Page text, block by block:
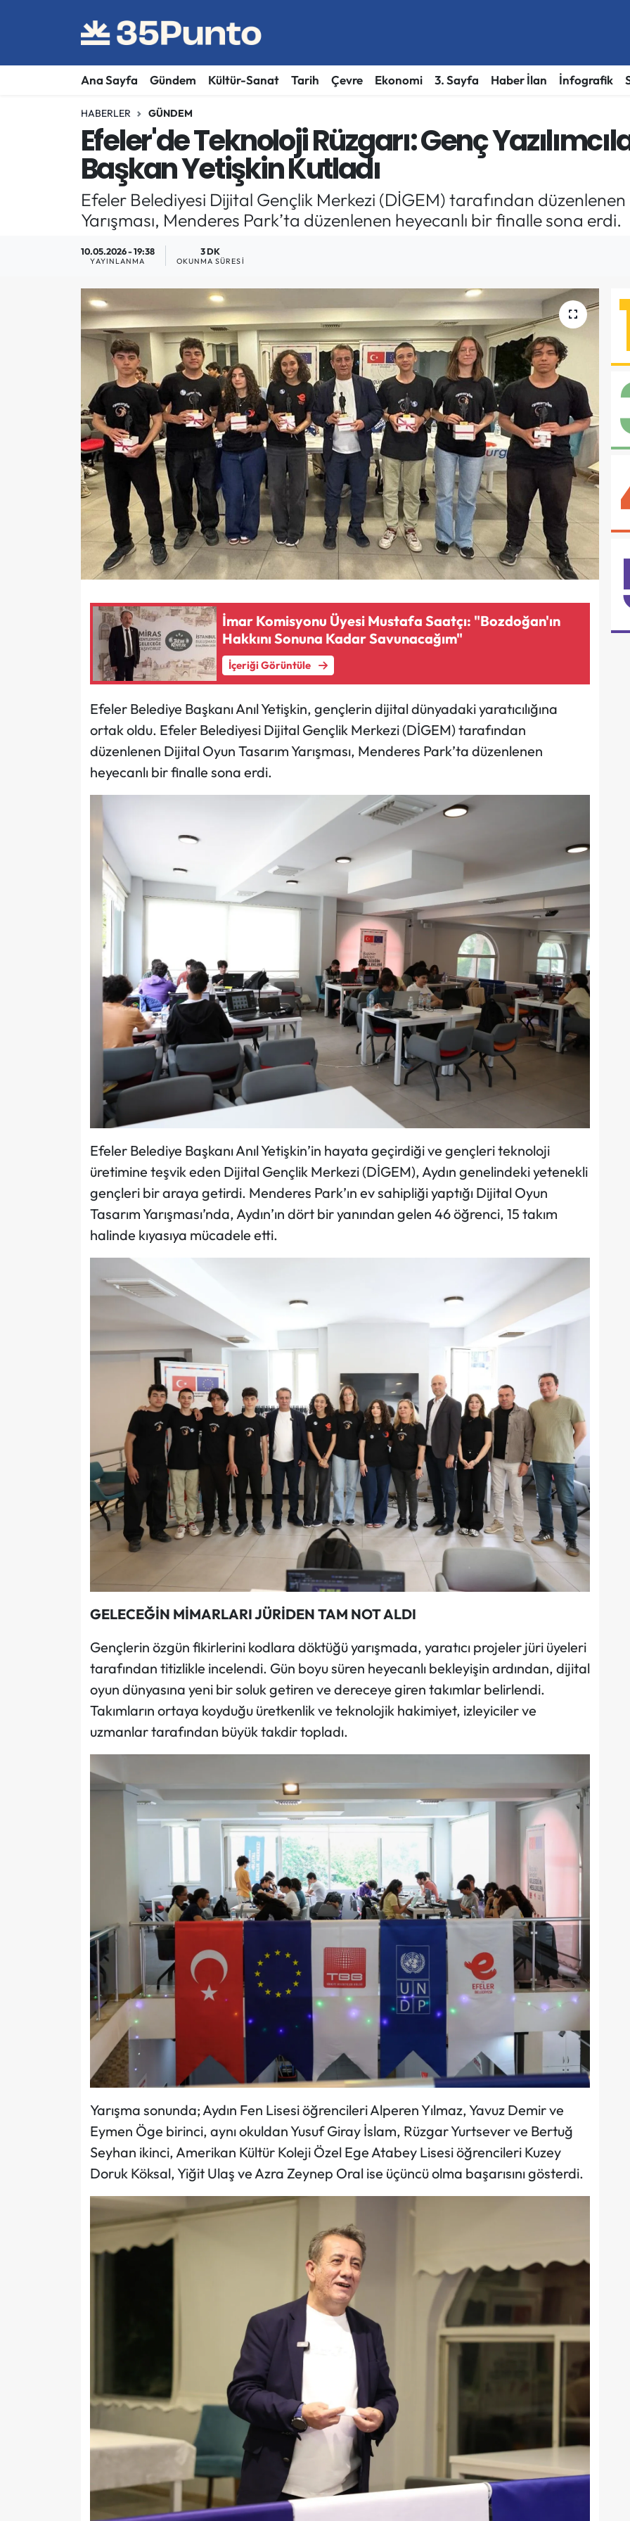
Ana Sayfa Gündem Kültür-Sanat Tarih Çevre Ekonomi 3. Sayfa Haber İlan İnfografik
HABERLER GÜNDEM
Efeler'de Teknoloji Rüzgarı: Genç
Başkan Yetişkin Kutladı
Efeler Belediyesi Dijital Gençlik Merkezi (DİGEM) tarafından
Yarışması, Menderes Park’ta düzenlenen heyecanlı bir finalle sona erdi.
10.05.2026 - 19:38
YAYINLANMA
3 DK
OKUNMA SÜRESI
İmar Komisyonu Üyesi Mustafa Saatçı: "Bozdoğan'ın
Hakkını Sonuna Kadar Savunacağım"
İçeriği Görüntüle
Efeler Belediye Başkanı Anıl Yetişkin, gençlerin dijital dünyadaki yaratıcılığına
ortak oldu. Efeler Belediyesi Dijital Gençlik Merkezi (DİGEM) tarafından
düzenlenen Dijital Oyun Tasarım Yarışması, Menderes Park’ta düzenlenen
heyecanlı bir finalle sona erdi.
Efeler Belediye Başkanı Anıl Yetişkin’in hayata geçirdiği ve gençleri teknoloji
üretimine teşvik eden Dijital Gençlik Merkezi (DİGEM), Aydın genelindeki yetenekli
gençleri bir araya getirdi. Menderes Park’ın ev sahipliği yaptığı Dijital Oyun
Tasarım Yarışması’nda, Aydın’ın dört bir yanından gelen 46 öğrenci, 15 takım
halinde kıyasıya mücadele etti.
GELECEĞİN MİMARLARI JÜRİDEN TAM NOT ALDI
Gençlerin özgün fikirlerini kodlara döktüğü yarışmada, yaratıcı projeler jüri üyeleri
tarafından titizlikle incelendi. Gün boyu süren heyecanlı bekleyişin ardından, dijital
oyun dünyasına yeni bir soluk getiren ve dereceye giren takımlar belirlendi.
Takımların ortaya koyduğu üretkenlik ve teknolojik hakimiyet, izleyiciler ve
uzmanlar tarafından büyük takdir topladı.
Yarışma sonunda; Aydın Fen Lisesi öğrencileri Alperen Yılmaz, Yavuz Demir ve
Eymen Öge birinci, aynı okuldan Yusuf Giray İslam, Rüzgar Yurtsever ve Bertuğ
Seyhan ikinci, Amerikan Kültür Koleji Özel Ege Atabey Lisesi öğrencileri Kuzey
Doruk Köksal, Yiğit Ulaş ve Azra Zeynep Oral ise üçüncü olma başarısını gösterdi.